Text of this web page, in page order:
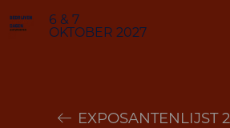
6 & 7
OKTOBER 2027
EXPOSANTENLIJST